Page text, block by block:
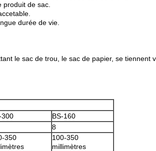
de sac.
durée de vie.
le sac de trou, le sac de papier, se tiennent
300
BS-160
8
350
100-350
millimètres